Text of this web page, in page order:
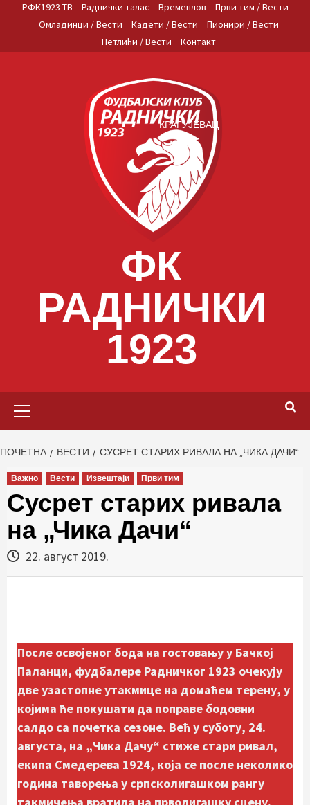
РФК1923 ТВ Раднички талас Времеплов
Први тим / Вести
Омладинци / Вести
Кадети / Вести
Пионири / Вести
Петлићи / Вести
Контакт
ФК
РАДНИЧКИ
1923
КРАГУЈЕВАЦ
ПОЧЕТНА ВЕСТИ СУСРЕТ СТАРИХ РИВАЛА НА „ЧИКА ДАЧИ“
Важно Вести Извештаји Први тим
Сусрет старих ривала
на „Чика Дачи“
22. август 2019.
После освојеног бода на гостовању у Бачкој
Паланци, фудбалере Радничког 1923 очекују
две узастопне утакмице на домаћем терену, у
којима ће покушати да поправе бодовни
салдо са почетка сезоне. Већ у суботу, 24.
августа, на „Чика Дачу“ стиже стари ривал,
екипа Смедерева 1924, која се после неколико
година таворења у српсколигашком рангу